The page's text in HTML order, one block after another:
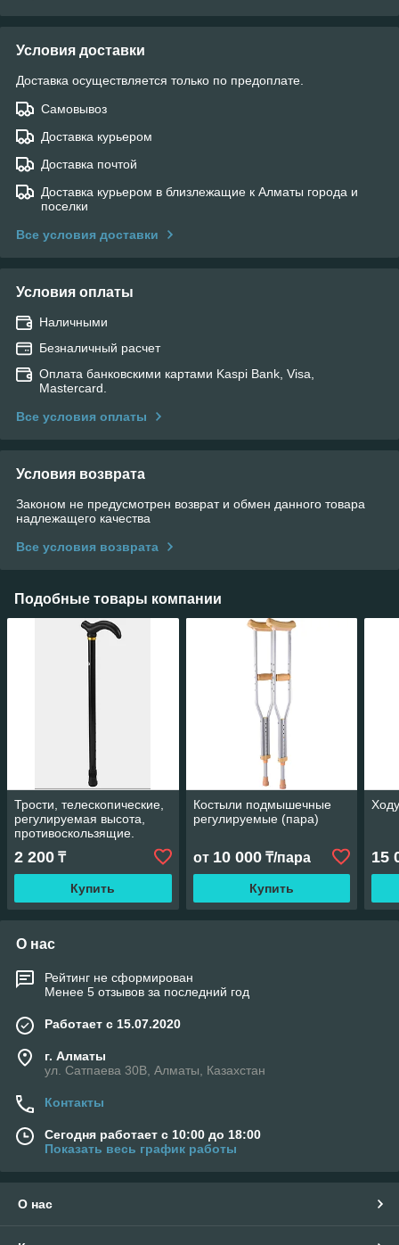
Условия доставки
Доставка осуществляется только по предоплате.
Самовывоз
Доставка курьером
Доставка почтой
Доставка курьером в близлежащие к Алматы города и
поселки
Все условия доставки
Условия оплаты
Наличными
Безналичный расчет
Оплата банковскими картами Kaspi Bank, Visa,
Mastercard.
Все условия оплаты
Условия возврата
Законом не предусмотрен возврат и обмен данного товара
надлежащего качества
Все условия возврата
Подобные товары компании
Трости, телескопические,
регулируемая высота,
противоскользящие.
2 200 ₸
Купить
Костыли подмышечные
регулируемые (пара)
от 10 000₸/пара
Купить
15
О нас
Рейтинг не сформирован
Менее 5 отзывов за последний год
Работает с 15.07.2020
г. Алматы
ул. Сатпаева 30В, Алматы, Казахстан
Контакты
Сегодня работает с 10:00 до 18:00
Показать весь график работы
О нас